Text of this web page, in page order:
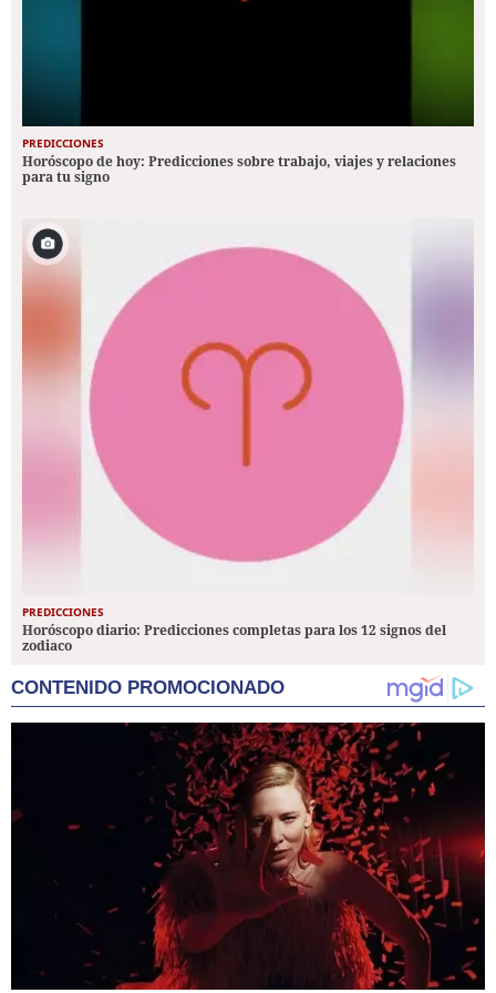
PREDICCIONES
Horóscopo de hoy: Predicciones sobre trabajo, viajes y relaciones
para tu signo
PREDICCIONES
Horóscopo diario: Predicciones completas para los 12 signos del
zodiaco
CONTENIDO PROMOCIONADO